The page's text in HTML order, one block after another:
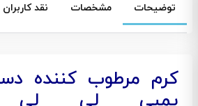
توضیحات مشخصات نقد کاربران
کرم مرطوب کننده